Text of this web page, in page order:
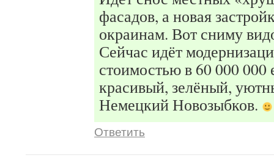
фасадов, а новая
окраинам. Вот сниму
Сейчас идёт
стоимостью в 60 000 000
красивый, зелёный,
Немецкий Новозыбков.
Ответить